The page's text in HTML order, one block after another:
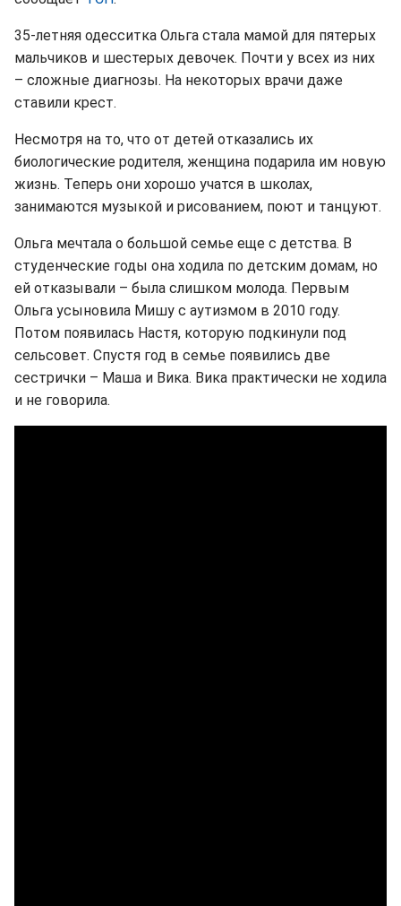
35-летняя одесситка Ольга стала мамой для пятерых
мальчиков и шестерых девочек. Почти у всех из них
– сложные диагнозы. На некоторых врачи даже
ставили крест.
Несмотря на то, что от детей отказались их
биологические родителя, женщина подарила им новую
жизнь. Теперь они хорошо учатся в школах,
занимаются музыкой и рисованием, поют и танцуют.
Ольга мечтала о большой семье еще с детства. В
студенческие годы она ходила по детским домам, но
ей отказывали – была слишком молода. Первым
Ольга усыновила Мишу с аутизмом в 2010 году.
Потом появилась Настя, которую подкинули под
сельсовет. Спустя год в семье появились две
сестрички – Маша и Вика. Вика практически не ходила
и не говорила.